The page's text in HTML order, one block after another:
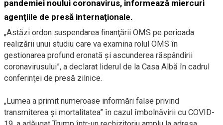
pandemiei noului coronavirus, informează miercuri
agenţiile de presă internaţionale.
„Astăzi ordon suspendarea finanţării OMS pe perioada
realizării unui studiu care va examina rolul OMS în
gestionarea profund eronată şi ascunderea răspândirii
coronavirusului”, a declarat liderul de la Casa Albă în cadrul
conferinţei de presă zilnice.
„Lumea a primit numeroase informări false privind
transmiterea şi mortalitatea” în cazul îmbolnăvirii cu COVID-